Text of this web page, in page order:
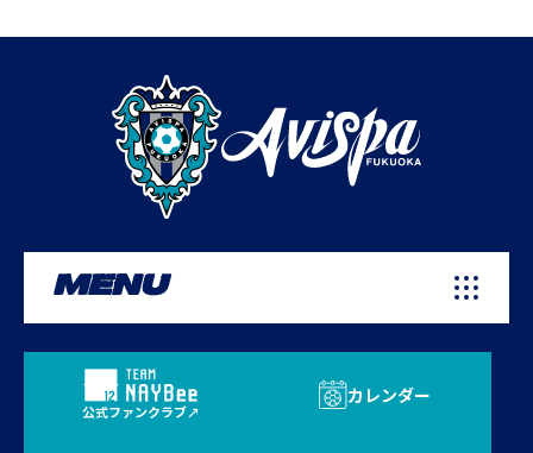
MENU
公式ファンクラブ
カレンダー